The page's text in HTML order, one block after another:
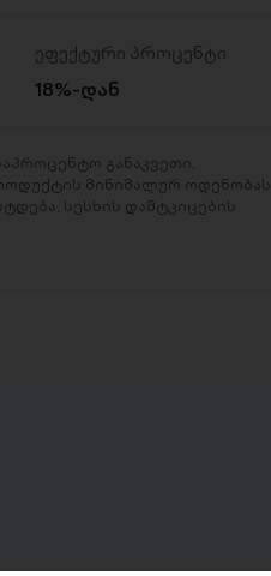
ეფექტური პროცენტი
18%-დან
განაკვეთი,
მინიმალურ ოდენობას.
სესხის დამტკიცების